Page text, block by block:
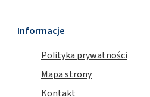
Informacje
Polityka prywatności
Mapa strony
Kontakt